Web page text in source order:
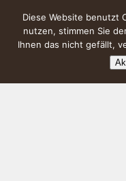
Diese Website benutzt
nutzen, stimmen Sie
Ihnen das nicht gefällt,